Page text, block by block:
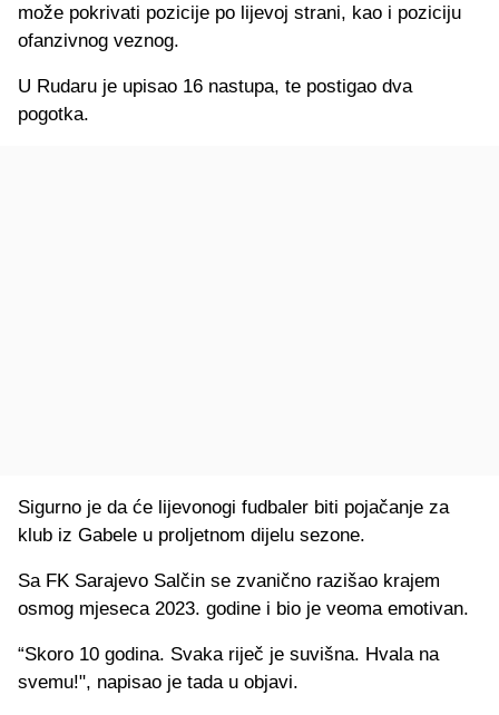
može pokrivati pozicije po lijevoj strani, kao i poziciju
ofanzivnog veznog.
U Rudaru je upisao 16 nastupa, te postigao dva
pogotka.
Sigurno je da će lijevonogi fudbaler biti pojačanje za
klub iz Gabele u proljetnom dijelu sezone.
Sa FK Sarajevo Salčin se zvanično razišao krajem
osmog mjeseca 2023. godine i bio je veoma emotivan.
“Skoro 10 godina. Svaka riječ je suvišna. Hvala na
svemu!", napisao je tada u objavi.